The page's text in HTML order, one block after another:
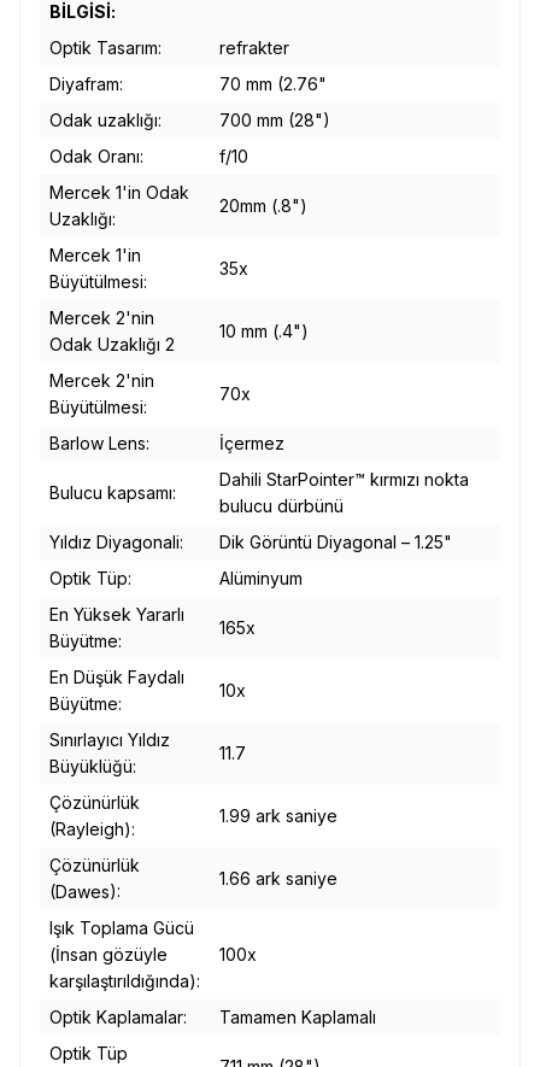
BİLGİSİ:
Optik Tasarım:
refrakter
Diyafram:
70 mm (2.76"
Odak uzaklığı:
700 mm (28")
Odak Oranı:
f/10
Mercek 1'in Odak
Uzaklığı:
20mm (.8")
Mercek 1'in
Büyütülmesi:
35x
Mercek 2'nin
Odak Uzaklığı 2
10 mm (.4")
Mercek 2'nin
Büyütülmesi:
70x
Barlow Lens: İçermez
Bulucu kapsamı:
Dahili StarPointer™ kırmızı nokta
bulucu dürbünü
Yıldız Diyagonali:
Dik Görüntü Diyagonal – 1.25"
Optik Tüp:
Alüminyum
En Yüksek Yararlı
Büyütme:
165x
En Düşük Faydalı
Büyütme:
10x
Sınırlayıcı Yıldız
Büyüklüğü:
11.7
Çözünürlük
(Rayleigh):
1.99 ark saniye
Çözünürlük
(Dawes):
1.66 ark saniye
Işık Toplama Gücü
(İnsan gözüyle
karşılaştırıldığında):
100x
Optik Kaplamalar:
Tamamen Kaplamalı
Optik Tüp